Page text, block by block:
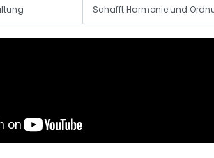
Schafft Harmonie und